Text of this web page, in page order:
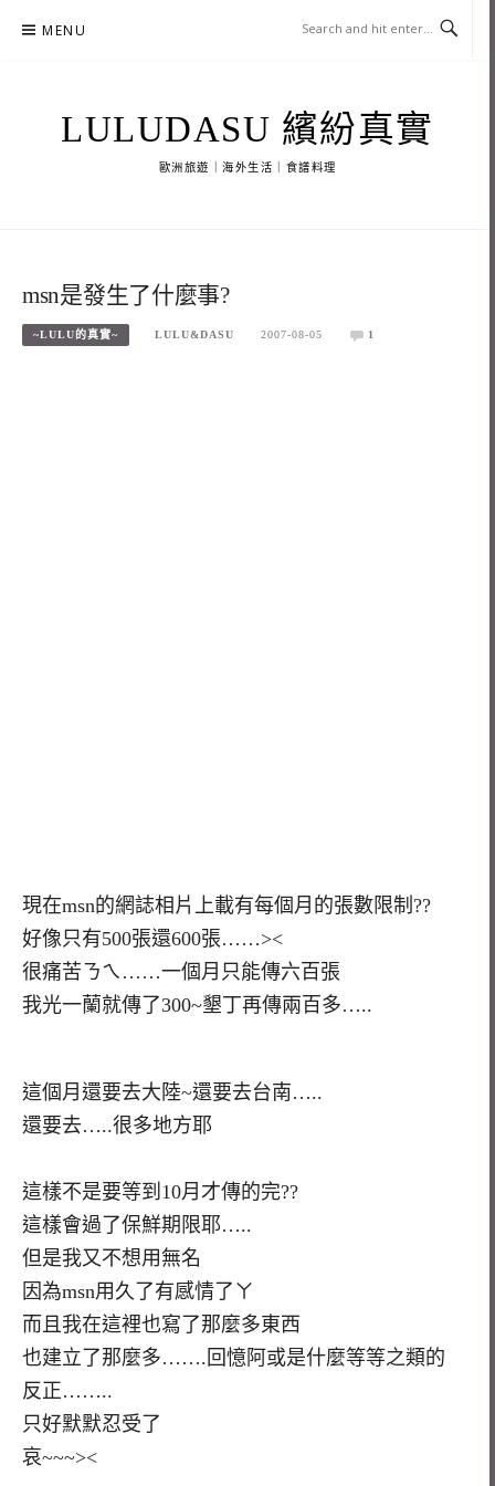
MENU
LULUDASU 繽紛真實
歐洲旅遊｜海外生活｜食譜料理
msn是發生了什麼事?
~LULU的真實~ LULU&DASU 2007-08-05 1
現在msn的網誌相片上載有每個月的張數限制??
好像只有500張還600張……><
很痛苦ㄋㄟ……一個月只能傳六百張
我光一蘭就傳了300~墾丁再傳兩百多…..
這個月還要去大陸~還要去台南…..
還要去…..很多地方耶
這樣不是要等到10月才傳的完??
這樣會過了保鮮期限耶…..
但是我又不想用無名
因為msn用久了有感情了ㄚ
而且我在這裡也寫了那麼多東西
也建立了那麼多…….回憶阿或是什麼等等之類的
反正……..
只好默默忍受了
哀~~~><